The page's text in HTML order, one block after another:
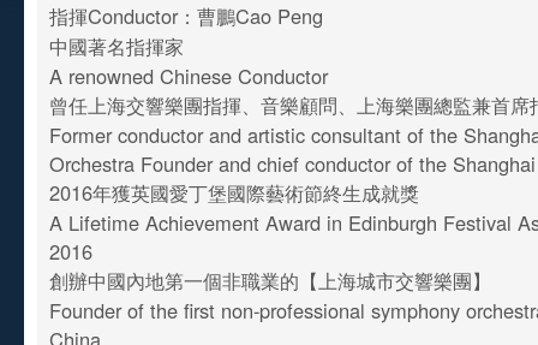
指揮Conductor：曹鵬Cao Peng
中國著名指揮家
A renowned Chinese Conductor
曾任上海交響樂團指揮、音樂顧問、上海樂團總監兼首
Former conductor and artistic consultant of the
Orchestra Founder and chief conductor of the
2016年獲英國愛丁堡國際藝術節終生成就獎
A Lifetime Achievement Award in Edinburgh Festival
2016
創辦中國內地第一個非職業的【上海城市交響樂團】
Founder of the first non-professional symphony
China